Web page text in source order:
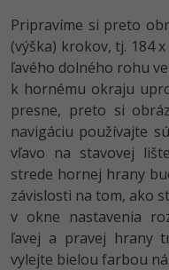
Pripravíme si preto
(výška) krokov, tj. 184
ľavého dolného rohu
k hornému okraju
presne, preto si
navigáciu používajte
vľavo na stavovej
strede hornej hrany
závislosti na tom, ako
v okne nastavenia
ľavej a pravej hrany
vylejte bielou farbou